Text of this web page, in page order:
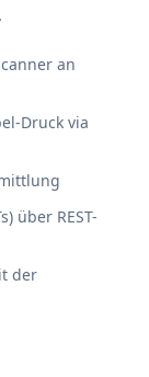
an
Druck via
über REST-
der